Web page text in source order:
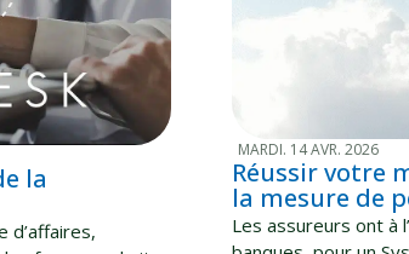
la
d’affaires,
MARDI. 14 AVR. 2026
Réussir votre
la mesure de
Les assureurs ont à